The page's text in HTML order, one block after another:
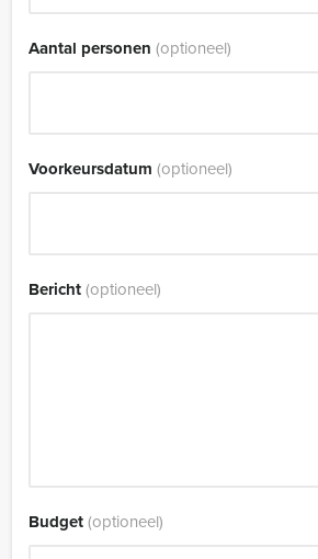
Aantal personen (optioneel)
Voorkeursdatum (optioneel)
Bericht(optioneel)
Budget(optioneel)